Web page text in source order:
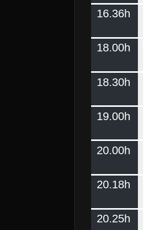
16.36h
18.00h
18.30h
19.00h
20.00h
20.18h
20.25h